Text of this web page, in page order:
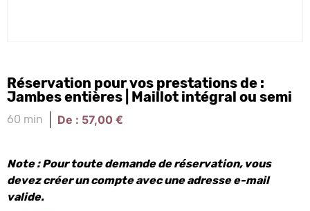
Réservation pour vos prestations de :
Jambes entières | Maillot intégral ou semi
60 min De : 57,00 €
Note : Pour toute demande de réservation, vous
devez créer un compte avec une adresse e-mail
valide.